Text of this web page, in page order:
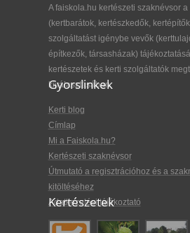
A faiskola.hu kertészeti szaknévsor
(kertbarátok, kertészkedők,
szolgáltatást igénybe vevők
építkezők, társasházak)
kertészetek és kerti szolgáltatók
kiválasztásában.
Gyorslinkek
Kerti blog
Címlap
Mi a Faiskola.hu?
Kertészeti szaknévsor
Útmutató a regisztrációhoz és a
kitöltéséhez
Adatkezelési tájékoztató
Kertészetek